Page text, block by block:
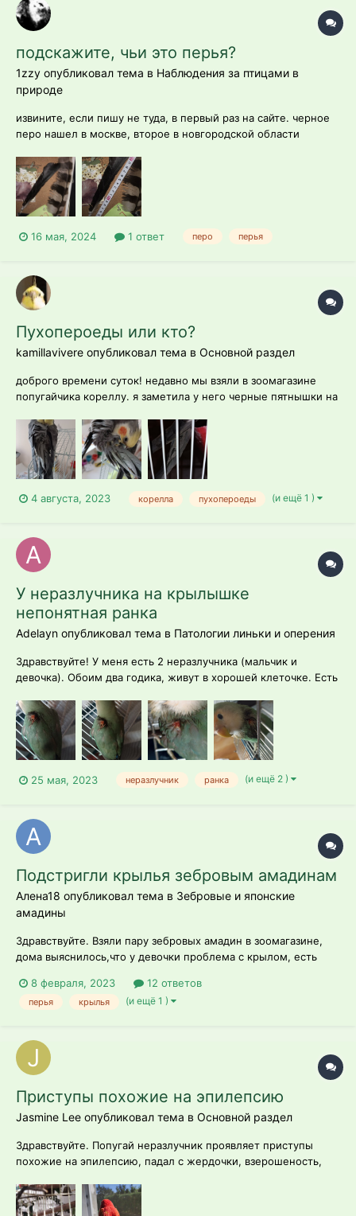
подскажите, чьи это перья?
1zzy опубликовал тема в Наблюдения за птицами в
природе
извините, если пишу не туда, в первый раз на сайте. черное
перо нашел в москве, второе в новгородской области
16 мая, 2024 1 ответ перо перья
Пухопероеды или кто?
kamillavivere опубликовал тема в Основной раздел
доброго времени суток! недавно мы взяли в зоомагазине
попугайчика кореллу. я заметила у него черные пятнышки на
пух. к тому же довольно часто чешет лапки и чистить там
перья. активность попугайчика хорошая, поёт и скаче...
4 августа, 2023 корелла пухопероеды (и ещё 1 )
У неразлучника на крылышке
непонятная ранка
Adelayn опубликовал тема в Патологии линьки и оперения
Здравствуйте! У меня есть 2 неразлучника (мальчик и
девочка). Обоим два годика, живут в хорошей клеточке. Есть
вчера случилась непонятная ситуация, утром я встаю и
наблюдаю непонятную ранку у своего попугая-девочки.
Изначально решила что показал...
25 мая, 2023 неразлучник ранка (и ещё 2 )
Подстригли крылья зебровым амадинам
Алена18 опубликовал тема в Зебровые и японские
амадины
Здравствуйте. Взяли пару зебровых амадин в зоомагазине,
дома выяснилось,что у девочки проблема с крылом, есть
факту она не летает( только перепрыгивает с ветки на ветку
и не всегда попадает) взяли мы их 3 мес назад. Они уже
8 февраля, 2023 12 ответов
перья крылья (и ещё 1 )
Приступы похожие на эпилепсию
Jasmine Lee опубликовал тема в Основной раздел
Здравствуйте. Попугай неразлучник проявляет приступы
похожие на эпилепсию, падал с жердочки, взерошеность,
странные круговые движения головой, общипала себя
сменив окрас с жёлтого на красный. И была неудачная